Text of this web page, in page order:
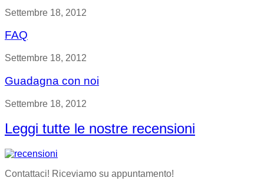
Settembre 18, 2012
FAQ
Settembre 18, 2012
Guadagna con noi
Settembre 18, 2012
Leggi tutte le nostre recensioni
Contattaci! Riceviamo su appuntamento!